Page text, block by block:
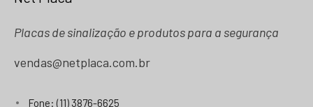
Placas de sinalização e produtos para a segurança
vendas@netplaca.com.br
Fone: (11) 3876-6625